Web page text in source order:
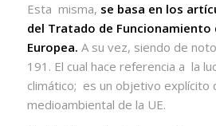
Esta misma, se basa en los
del Tratado de Funcionamiento
Europea. A su vez, siendo de
191. El cual hace referencia a la
climático; es un objetivo explícito
medioambiental de la UE.